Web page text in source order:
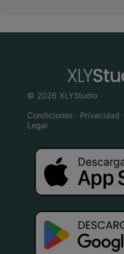
© 2026 XLYStudio
Condiciones · Privacidad ·
Legal